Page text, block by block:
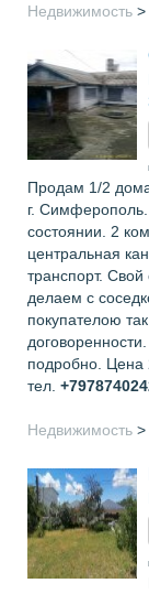
Недвижимость >
Продам 1/2
г.
состоянии. 2
центральная
транспорт.
делаем с
покупателою
подробно. Цена
тел.
Недвижимость >